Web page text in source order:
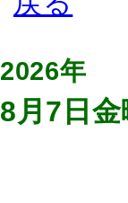
2026年
8月7日金